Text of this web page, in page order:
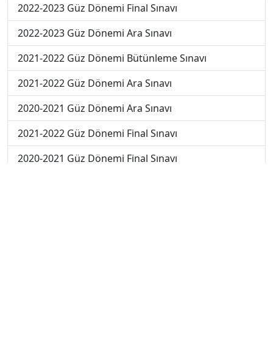
2022-2023 Güz Dönemi Final Sınavı
2022-2023 Güz Dönemi Ara Sınavı
2021-2022 Güz Dönemi Bütünleme Sınavı
2021-2022 Güz Dönemi Ara Sınavı
2020-2021 Güz Dönemi Ara Sınavı
2021-2022 Güz Dönemi Final Sınavı
2020-2021 Güz Dönemi Final Sınavı